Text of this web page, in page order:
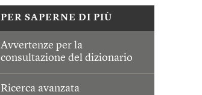
PER SAPERNE DI PIÙ
Avvertenze per la
consultazione del dizionario
Ricerca avanzata